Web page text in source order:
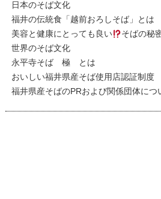
日本のそば文化
福井の伝統食「越前おろしそば」とは
美容と健康にとっても良い
そばの秘
世界のそば文化
永平寺そば 極 とは
おいしい福井県産そば使用店認証制度
福井県産そばのPRおよび関係団体につ